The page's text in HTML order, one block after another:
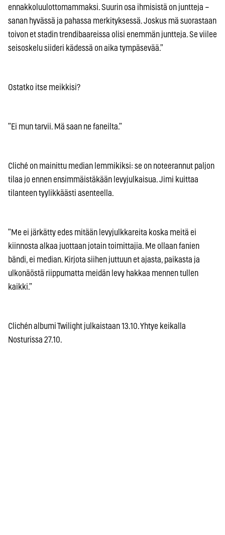
ennakkoluulottomammaksi. Suurin osa ihmisistä on juntteja –
sanan hyvässä ja pahassa merkityksessä. Joskus mä suorastaan
toivon et stadin trendibaareissa olisi enemmän juntteja. Se viilee
seisoskelu siideri kädessä on aika tympäsevää.”
Ostatko itse meikkisi?
”Ei mun tarvii. Mä saan ne faneilta.”
Cliché on mainittu median lemmikiksi: se on noteerannut paljon
tilaa jo ennen ensimmäistäkään levyjulkaisua. Jimi kuittaa
tilanteen tyylikkäästi asenteella.
”Me ei järkätty edes mitään levyjulkkareita koska meitä ei
kiinnosta alkaa juottaan jotain toimittajia. Me ollaan fanien
bändi, ei median. Kirjota siihen juttuun et ajasta, paikasta ja
ulkonäöstä riippumatta meidän levy hakkaa mennen tullen
kaikki.”
Clichén albumi Twilight julkaistaan 13.10. Yhtye keikalla
Nosturissa 27.10.